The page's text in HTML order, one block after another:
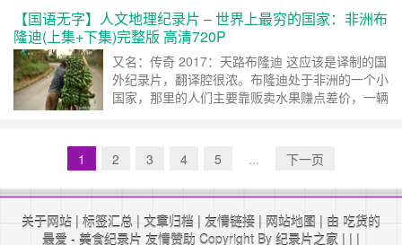
制片国家/地区: 英国 语言: 英语 首播: 2010-03-18
集数: 6 单集片长: 60分钟 又名: BBC 生命博物馆
…… 继续阅读 »
【国语无字】人文地理纪录片 – 世界上最穷的国家：非洲布
隆迪(上集+下集)完整版 高清720P
又名：传奇 2017：天路布隆迪 这应该是译制的国
外纪录片，翻译腔很浓。布隆迪处于非洲的一个小
国家，那里的人们主要靠贩卖水果赚点差价，一辆
公里每小时。下陡坡的过程中根本不敢捏刹车。因
为摩擦可能导致爆胎。 布隆迪共和国（The
Republic of Burundi），简……继续阅读 »
1 2 3 4 5 ... 下一页
关于网站 | 标签汇总 | 文章归档 | 友情链接 | 网站地图 | 由 吃货的
最爱 - 美食纪录片 友情赞助 Copyright By 纪录片之家 | | |